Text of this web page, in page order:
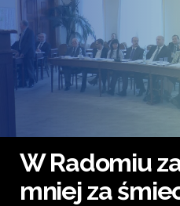
W Radomiu
mniej za